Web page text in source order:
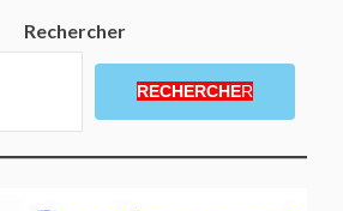
Rechercher
RECHERCHER